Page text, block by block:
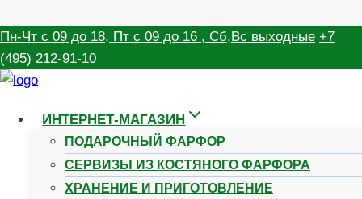
Перейти
к
содержимому
Пн-Чт с 09 до 18, Пт с 09 до 16 , Сб,Вс выходные +7
(495) 212-91-10
ИНТЕРНЕТ-МАГАЗИН
ПОДАРОЧНЫЙ ФАРФОР
СЕРВИЗЫ ИЗ КОСТЯНОГО ФАРФОРА
ХРАНЕНИЕ И ПРИГОТОВЛЕНИЕ
Новости|Полезная информация
Подарочный фарфор!
Доставка Вам начиная
с 03.10.2024. К